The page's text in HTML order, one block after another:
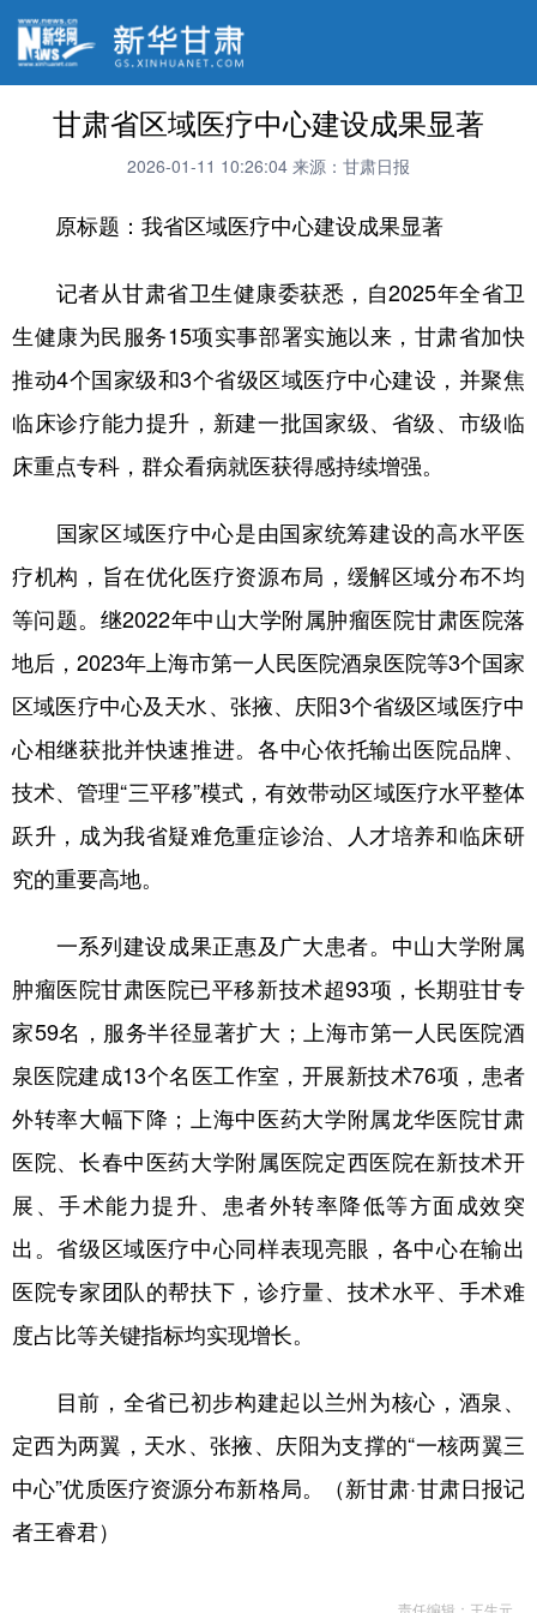
甘肃省区域医疗中心建设成果显著
2026-01-11 10:26:04 来源：甘肃日报
原标题：我省区域医疗中心建设成果显著
记者从甘肃省卫生健康委获悉，自2025年全省卫
生健康为民服务15项实事部署实施以来，甘肃省加快
推动4个国家级和3个省级区域医疗中心建设，并聚焦
临床诊疗能力提升，新建一批国家级、省级、市级临
床重点专科，群众看病就医获得感持续增强。
国家区域医疗中心是由国家统筹建设的高水平医
疗机构，旨在优化医疗资源布局，缓解区域分布不均
等问题。继2022年中山大学附属肿瘤医院甘肃医院落
地后，2023年上海市第一人民医院酒泉医院等3个国家
区域医疗中心及天水、张掖、庆阳3个省级区域医疗中
心相继获批并快速推进。各中心依托输出医院品牌、
技术、管理“三平移”模式，有效带动区域医疗水平整体
跃升，成为我省疑难危重症诊治、人才培养和临床研
究的重要高地。
一系列建设成果正惠及广大患者。中山大学附属
肿瘤医院甘肃医院已平移新技术超93项，长期驻甘专
家59名，服务半径显著扩大；上海市第一人民医院酒
泉医院建成13个名医工作室，开展新技术76项，患者
外转率大幅下降；上海中医药大学附属龙华医院甘肃
医院、长春中医药大学附属医院定西医院在新技术开
展、手术能力提升、患者外转率降低等方面成效突
出。省级区域医疗中心同样表现亮眼，各中心在输出
医院专家团队的帮扶下，诊疗量、技术水平、手术难
度占比等关键指标均实现增长。
目前，全省已初步构建起以兰州为核心，酒泉、
定西为两翼，天水、张掖、庆阳为支撑的“一核两翼三
中心”优质医疗资源分布新格局。（新甘肃·甘肃日报记
者王睿君）
责任编辑：王生元